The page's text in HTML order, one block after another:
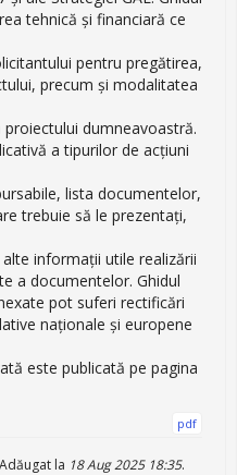
tehnică şi financiară ce
pentru pregătirea,
precum și modalitatea
dumneavoastră.
a tipurilor de acțiuni
lista documentelor,
trebuie să le prezentaţi,
informații utile realizării
a documentelor. Ghidul
pot suferi rectificări
naţionale şi europene
este publicată pe pagina
pdf
Adăugat la 18 Aug 2025 18:35.